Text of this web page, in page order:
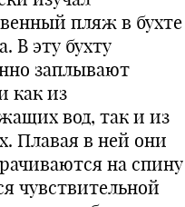
пляж в бухте
В эту бухту
заплывают
как из
вод, так и из
Плавая в ней они
на спину
чувствительной